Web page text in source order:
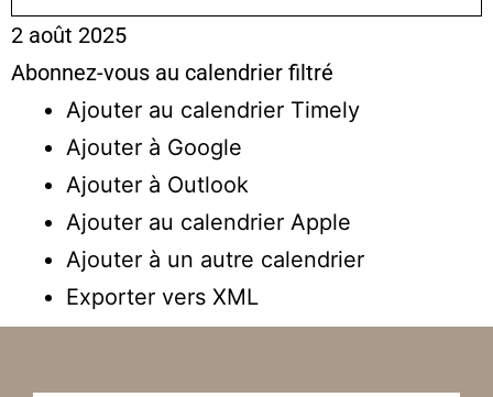
2 août 2025
Abonnez-vous au calendrier filtré
Ajouter au calendrier Timely
Ajouter à Google
Ajouter à Outlook
Ajouter au calendrier Apple
Ajouter à un autre calendrier
Exporter vers XML